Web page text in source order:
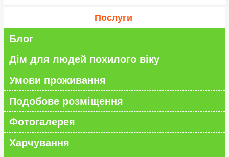
Послуги
Блог
Дім для людей похилого віку
Умови проживання
Подобове розміщення
Фотогалерея
Харчування